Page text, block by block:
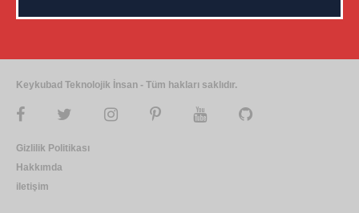
Keykubad Teknolojik İnsan - Tüm hakları saklıdır.
Gizlilik Politikası
Hakkımda
iletişim